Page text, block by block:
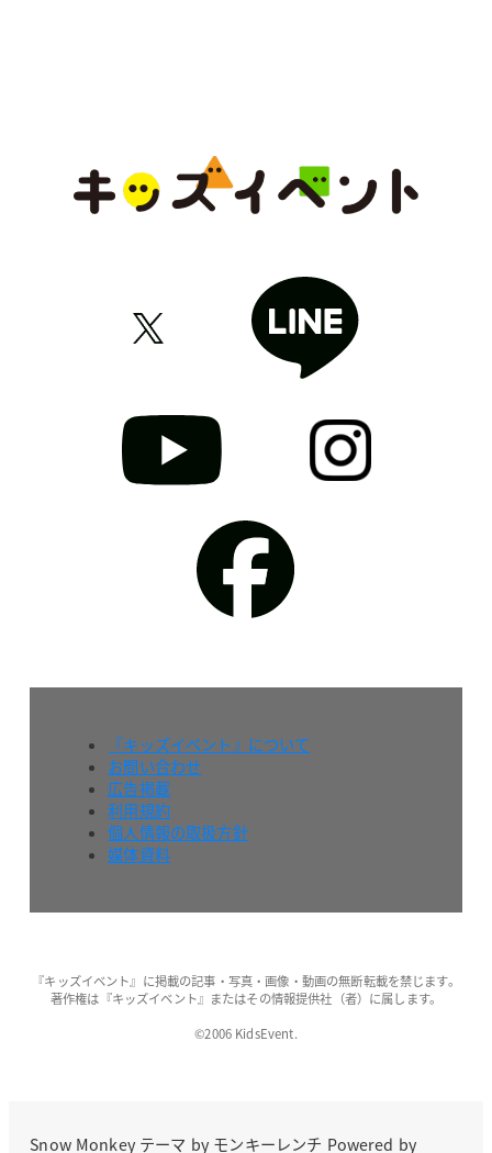
『キッズイベント』について
お問い合わせ
広告掲載
利用規約
個人情報の取扱方針
媒体資料
『キッズイベント』に掲載の記事・写真・画像・動画の無断転載を禁じます。
著作権は『キッズイベント』またはその情報提供社（者）に属します。
©2006 KidsEvent.
Snow Monkeyテーマ by モンキーレンチ Powered by